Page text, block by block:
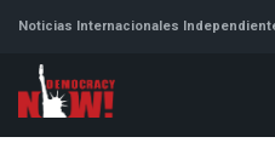
Noticias Internacionales